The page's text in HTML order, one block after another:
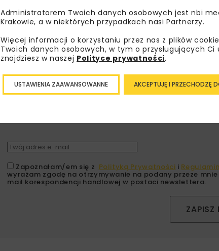
Lubisz wiedzieć więcej?
Zapisz się do newslettera aby otrzymywać od
najlepsze informacje branżowe, zaproszenia na
Zapoznałam/em się z Polityką Prywatności i
wyrażam zgodę na otrzymywanie na podany przeze
mail korespondencji handlowej w postaci newslettera.
ZAPISZ
Administratorem Twoich danych osobowych jest nbi
Krakowie, a w niektórych przypadkach nasi Partnerzy.
Więcej informacji o korzystaniu przez nas z plików
Twoich danych osobowych, w tym o przysługujących Ci
znajdziesz w naszej Polityce prywatności.
AKCEPTUJĘ I PRZECHODZĘ
USTAWIENIA ZAAWANSOWANNE